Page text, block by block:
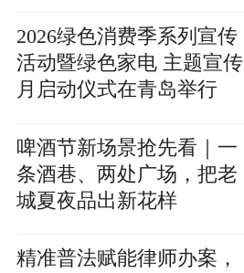
乡愁
2026绿色消费季系列宣传
活动暨绿色家电 主题宣传
月启动仪式在青岛举行
啤酒节新场景抢先看｜一
条酒巷、两处广场，把老
城夏夜品出新花样
精准普法赋能律师办案，